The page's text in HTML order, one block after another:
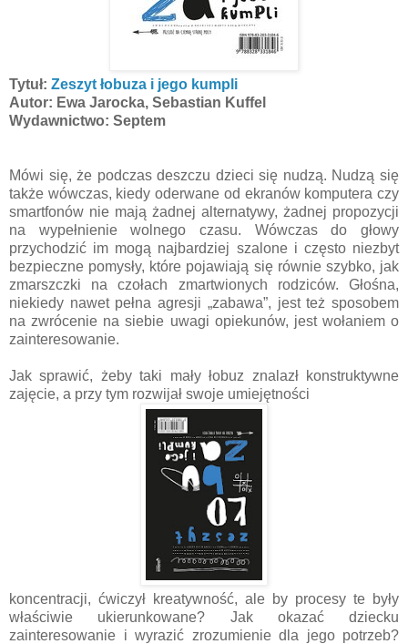
Tytuł: Zeszyt łobuza i jego kumpli
Autor: Ewa Jarocka, Sebastian Kuffel
Wydawnictwo: Septem
Mówi się, że podczas deszczu dzieci się nudzą. Nudzą się
także wówczas, kiedy oderwane od ekranów komputera czy
smartfonów nie mają żadnej alternatywy, żadnej propozycji
na wypełnienie wolnego czasu. Wówczas do głowy
przychodzić im mogą najbardziej szalone i często niezbyt
bezpieczne pomysły, które pojawiają się równie szybko, jak
zmarszczki na czołach zmartwionych rodziców. Głośna,
niekiedy nawet pełna agresji „zabawa”, jest też sposobem
na zwrócenie na siebie uwagi opiekunów, jest wołaniem o
zainteresowanie.
Jak sprawić, żeby taki mały łobuz znalazł konstruktywne
zajęcie, a przy tym rozwijał swoje umiejętności
koncentracji, ćwiczył kreatywność, ale by procesy te były
właściwie ukierunkowane? Jak okazać dziecku
zainteresowanie i wyrazić zrozumienie dla jego potrzeb?